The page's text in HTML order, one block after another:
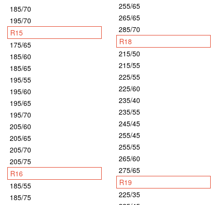
185/70
195/70
R15
175/65
185/60
185/65
195/55
195/60
195/65
195/70
205/60
205/65
205/70
205/75
R16
185/55
185/75
255/65
265/65
285/70
R18
215/50
215/55
225/55
225/60
235/40
235/55
245/45
255/45
255/55
265/60
275/65
R19
225/35